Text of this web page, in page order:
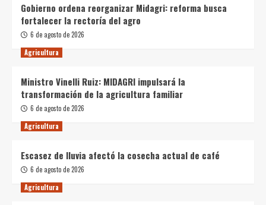
Gobierno ordena reorganizar Midagri: reforma busca
fortalecer la rectoría del agro
6 de agosto de 2026
Agricultura
Ministro Vinelli Ruiz: MIDAGRI impulsará la
transformación de la agricultura familiar
6 de agosto de 2026
Agricultura
Escasez de lluvia afectó la cosecha actual de café
6 de agosto de 2026
Agricultura